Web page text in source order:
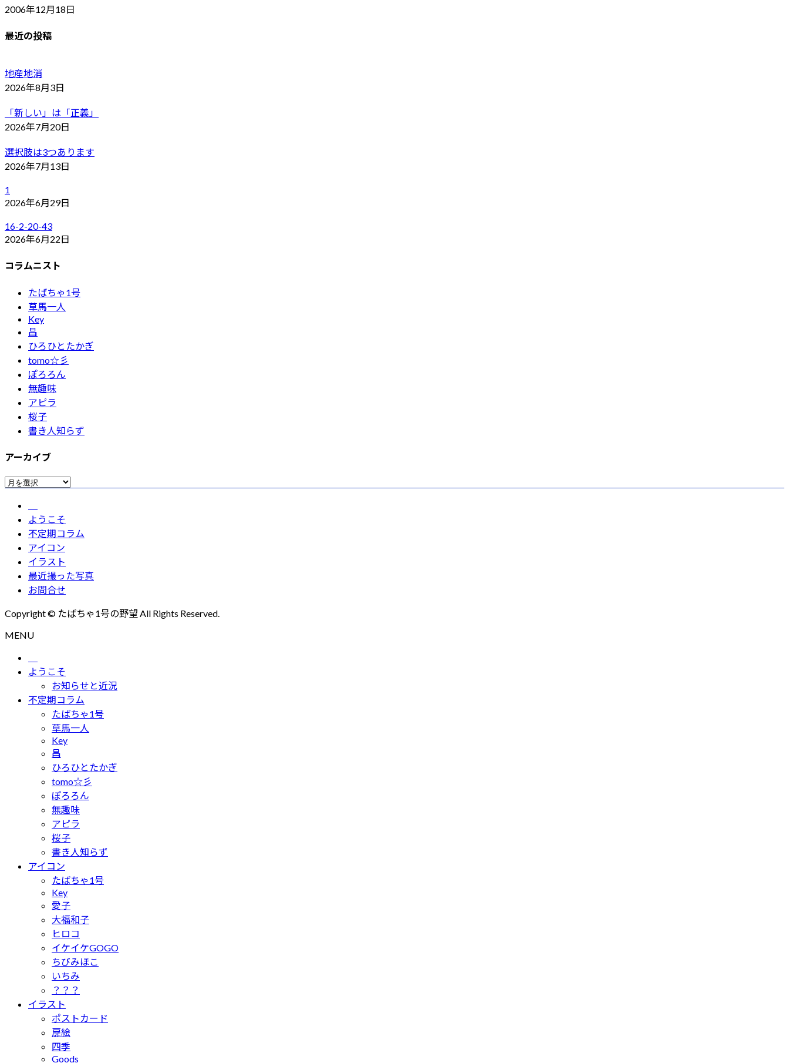
2006年12月18日
最近の投稿
地産地消
2026年8月3日
「新しい」は「正義」
2026年7月20日
選択肢は3つあります
2026年7月13日
1
2026年6月29日
16-2-20-43
2026年6月22日
コラムニスト
たばちゃ1号
草馬一人
Key
昌
ひろひとたかぎ
tomo☆彡
ぽろろん
無趣味
アピラ
桜子
書き人知らず
アーカイブ
ア
ようこそ
不定期コラム
アイコン
イラスト
最近撮った写真
お問合せ
Copyright © たばちゃ1号の野望 All Rights Reserved.
MENU
ようこそ
お知らせと近況
不定期コラム
たばちゃ1号
草馬一人
Key
昌
ひろひとたかぎ
tomo☆彡
ぽろろん
無趣味
アピラ
桜子
書き人知らず
アイコン
たばちゃ1号
Key
愛子
大福和子
ヒロコ
イケイケGOGO
ちびみほこ
いちみ
？？？
イラスト
ポストカード
扉絵
四季
Goods